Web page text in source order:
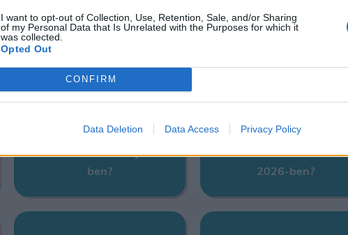
I want to opt-out of Collection, Use, Retention, Sale, and/or Sharing
of my Personal Data that Is Unrelated with the Purposes for which it
was collected.
Opted Out
CONFIRM
Data Deletion Data Access Privacy Policy
Mikor lesz a nyári szünet
2026-ben?
Mikor lesz black friday 2026-
ben?
Mikor lesznek hosszú
2026-ben?